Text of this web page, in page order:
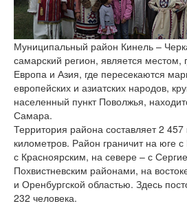
версии сайта
Муниципальный район Кинель –
самарский регион, является местом,
Европа и Азия, где пересекаются
европейских и азиатских народов,
населенный пункт Поволжья,
Самара.
Территория района составляет 2 457
километров. Район граничит на юге
с Красноярским, на севере – с
Похвистневским районами, на
и Оренбургской областью. Здесь
232 человека.